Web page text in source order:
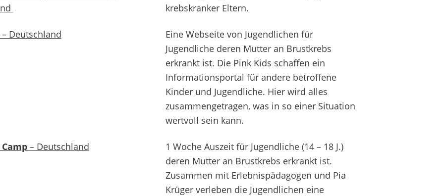
krebskranker Eltern.
– Deutschland
Eine Webseite von Jugendlichen für
Jugendliche deren Mutter an Brustkrebs
erkrankt ist. Die Pink Kids schaffen ein
Informationsportal für andere betroffene
Kinder und Jugendliche. Hier wird alles
zusammengetragen, was in so einer Situation
wertvoll sein kann.
– Deutschland
1 Woche Auszeit für Jugendliche (14 – 18 J.)
deren Mutter an Brustkrebs erkrankt ist.
Zusammen mit Erlebnispädagogen und Pia
Krüger verleben die Jugendlichen eine